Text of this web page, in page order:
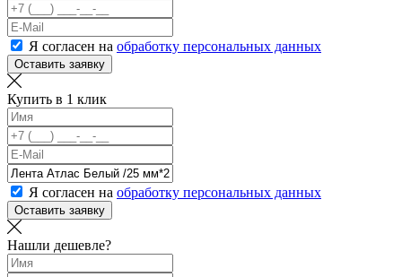
Я согласен на обработку персональных данных
Оставить заявку
Купить в 1 клик
Я согласен на обработку персональных данных
Оставить заявку
Нашли дешевле?